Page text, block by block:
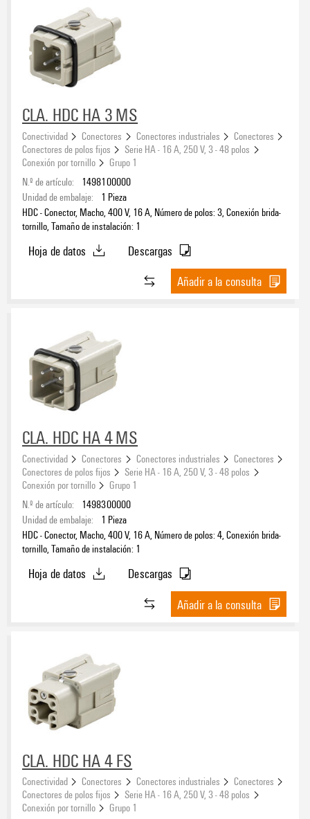
CLA. HDC HA 3 MS
Conectividad Conectores Conectores industriales
Conectores
Conectores de polos fijos
Serie HA - 16 A, 250 V, 3 - 48 polos
Conexión por tornillo
Grupo 1
N.º de artículo:
1498100000
Unidad de embalaje:
1 Pieza
HDC - Conector, Macho, 400 V, 16 A, Número de polos: 3, Conexión brida-
tornillo, Tamaño de instalación: 1
Hoja de datos
Descargas
Añadir a la consulta
CLA. HDC HA 4 MS
Conectividad Conectores Conectores industriales
Conectores
Conectores de polos fijos
Serie HA - 16 A, 250 V, 3 - 48 polos
Conexión por tornillo
Grupo 1
N.º de artículo:
1498300000
Unidad de embalaje:
1 Pieza
HDC - Conector, Macho, 400 V, 16 A, Número de polos: 4, Conexión brida-
tornillo, Tamaño de instalación: 1
Hoja de datos
Descargas
Añadir a la consulta
CLA. HDC HA 4 FS
Conectividad Conectores Conectores industriales
Conectores
Conectores de polos fijos
Serie HA - 16 A, 250 V, 3 - 48 polos
Conexión por tornillo
Grupo 1